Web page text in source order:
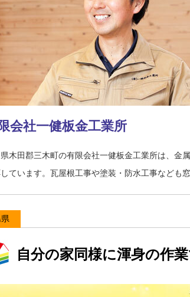
会社一健板金工業所
木田郡三木町の有限会社一健板金工業所は、金
ています。瓦屋根工事や塗装・防水工事なども
自分の家同様に渾身の作